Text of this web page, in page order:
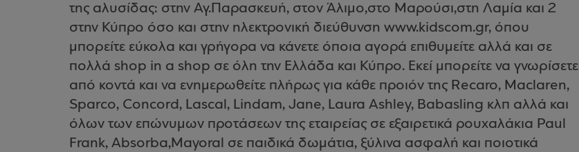
της αλυσίδας: στην Αγ.Παρασκευή, στον Άλιμο,στο Μαρούσι,στη Λαμία και 2
στην Κύπρο όσο και στην ηλεκτρονική διεύθυνση www.kidscom.gr, όπου
μπορείτε εύκολα και γρήγορα να κάνετε όποια αγορά επιθυμείτε αλλά και σε
πολλά shop in a shop σε όλη την Ελλάδα και Κύπρο. Εκεί μπορείτε να γνωρίσετε
από κοντά και να ενημερωθείτε πλήρως για κάθε προιόν της Recaro, Maclaren,
Sparco, Concord, Lascal, Lindam, Jane, Laura Ashley, Babasling κλπ αλλά και
όλων των επώνυμων προτάσεων της εταιρείας σε εξαιρετικά ρουχαλάκια Paul
Frank, Absorba,Mayoral σε παιδικά δωμάτια, ξύλινα ασφαλή και ποιοτικά